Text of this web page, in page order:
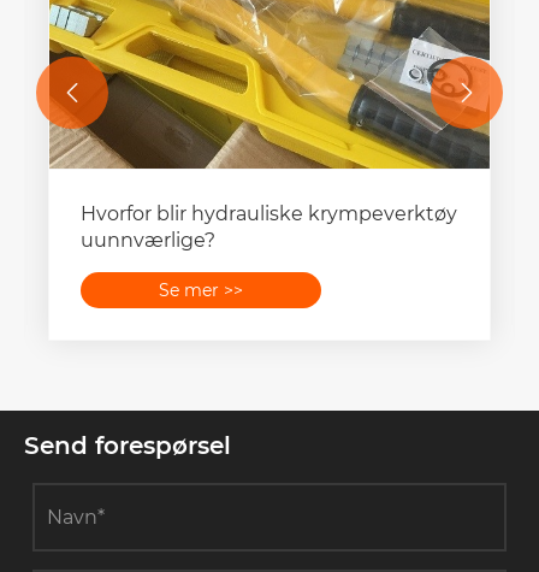
Hvilke elektriske kabeltrekkverktøy
reduserer risikoen uten å bremse
jobben?
Se mer >>
 
Send forespørsel